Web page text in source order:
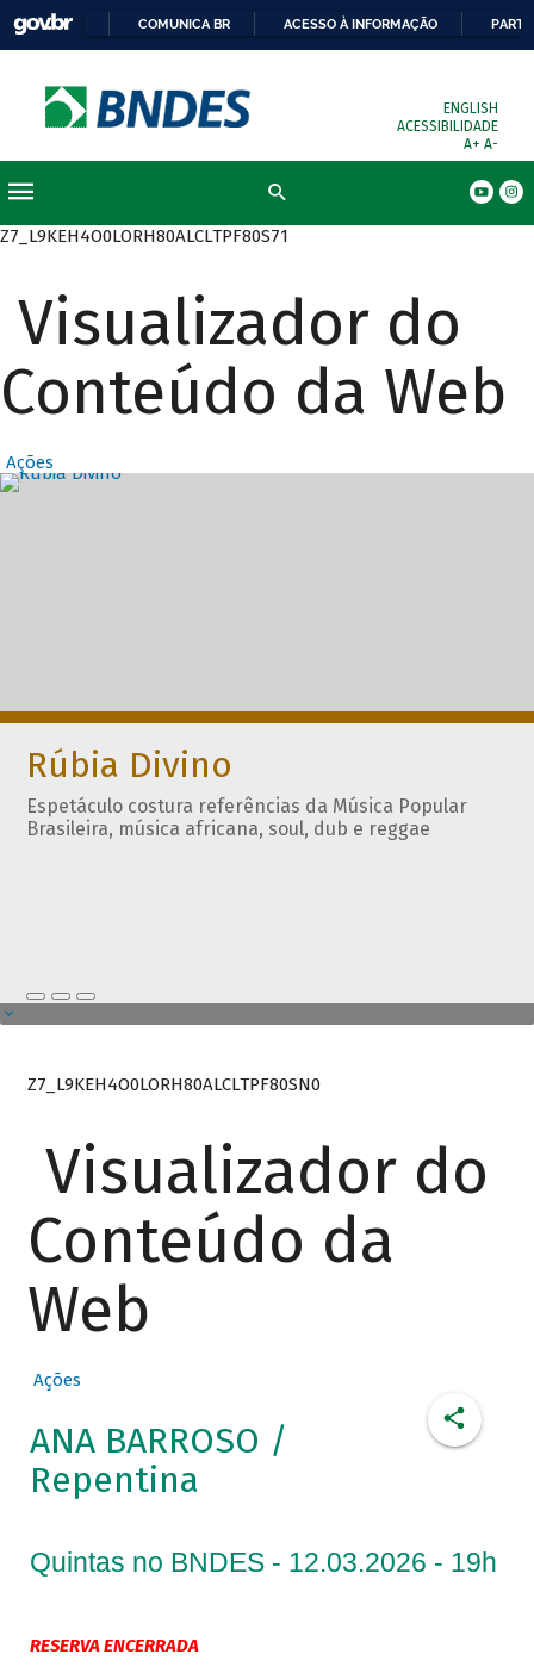
COMUNICA BR ACESSO À INFORMAÇÃO
ENGLISH
ACESSIBILIDADE
A+ A-
Z7_L9KEH4O0LORH80ALCLTPF80S71
Visualizador do
Conteúdo da Web
Ações
Destaques
Rúbia Divino
Espetáculo costura referências da Música Popular
Brasileira, música africana, soul, dub e reggae
Z7_L9KEH4O0LORH80ALCLTPF80SN0
Visualizador do
Conteúdo da
Web
Ações
ANA BARROSO /
Repentina
Quintas no BNDES - 12.03.2026 - 19h
RESERVA ENCERRADA